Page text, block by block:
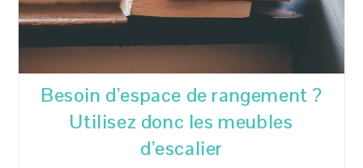
Besoin d’espace de rangement ?
Utilisez donc les meubles
d’escalier